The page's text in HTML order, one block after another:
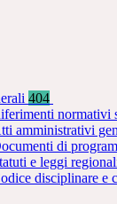
404
normativi
amministrativi
di
e leggi
disciplinare e